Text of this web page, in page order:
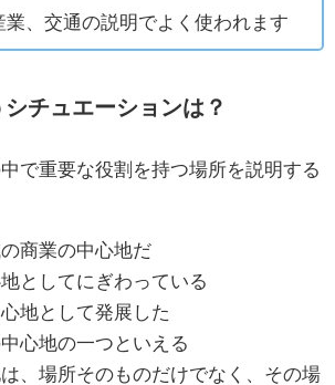
業、交通の説明でよく使われます
チュエーションは？
で重要な役割を持つ場所を説明する
商業の中心地だ
としてにぎわっている
地として発展した
心地の一つといえる
、場所そのものだけでなく、その場